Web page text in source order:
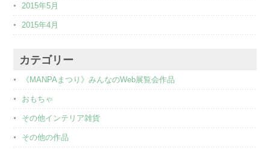
2015年5月
2015年4月
カテゴリー
《MANPAまつり》みんなのWeb展覧会作品
おもちゃ
その他インテリア雑貨
その他の作品